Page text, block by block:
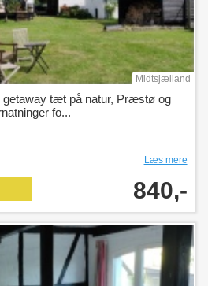
Midtsjælland
getaway tæt på natur, Præstø og
fo...
Læs mere
840,-